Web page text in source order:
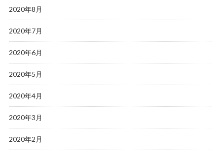
2020年8月
2020年7月
2020年6月
2020年5月
2020年4月
2020年3月
2020年2月